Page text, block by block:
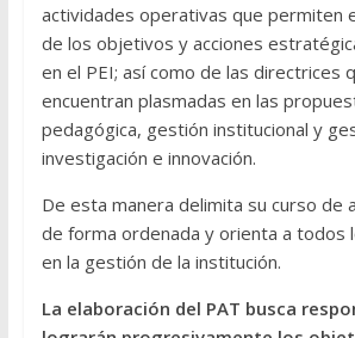
actividades operativas que permiten
de los objetivos y acciones
en el PEI; así como de las directrices
encuentran plasmadas en las
pedagógica, gestión institucional y
investigación e innovación.
De esta manera delimita su curso de
de forma ordenada y orienta a todos
en la gestión de la institución.
La elaboración del PAT busca